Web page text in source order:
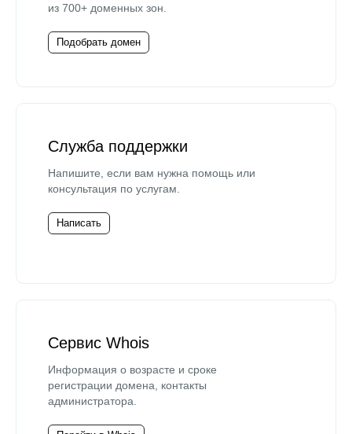
из 700+ доменных зон.
Подобрать домен
Служба поддержки
Напишите, если вам нужна помощь или
консультация по услугам.
Написать
Сервис Whois
Информация о возрасте и сроке
регистрации домена, контакты
администратора.